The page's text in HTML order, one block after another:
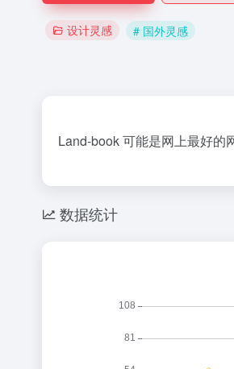
设计灵感 # 国外灵感
Land-book 可能是网上最好的
数据统计